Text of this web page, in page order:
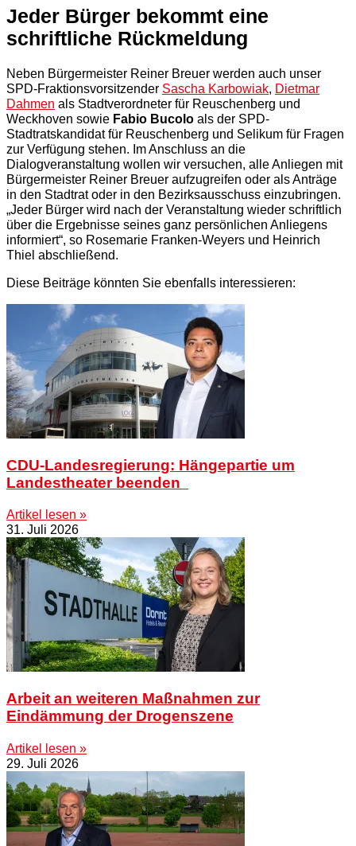
Jeder Bürger bekommt eine
schriftliche Rückmeldung
Neben Bürgermeister Reiner Breuer werden auch unser
SPD-Fraktionsvorsitzender Sascha Karbowiak, Dietmar
Dahmen als Stadtverordneter für Reuschenberg und
Weckhoven sowie Fabio Bucolo als der SPD-
Stadtratskandidat für Reuschenberg und Selikum für Fragen
zur Verfügung stehen. Im Anschluss an die
Dialogveranstaltung wollen wir versuchen, alle Anliegen mit
Bürgermeister Reiner Breuer aufzugreifen oder als Anträge
in den Stadtrat oder in den Bezirksausschuss einzubringen.
„Jeder Bürger wird nach der Veranstaltung wieder schriftlich
über die Ergebnisse seines ganz persönlichen Anliegens
informiert“, so Rosemarie Franken-Weyers und Heinrich
Thiel abschließend.
Diese Beiträge könnten Sie ebenfalls interessieren:
CDU-Landesregierung: Hängepartie um
Landestheater beenden
Artikel lesen »
31. Juli 2026
Arbeit an weiteren Maßnahmen zur
Eindämmung der Drogenszene
Artikel lesen »
29. Juli 2026